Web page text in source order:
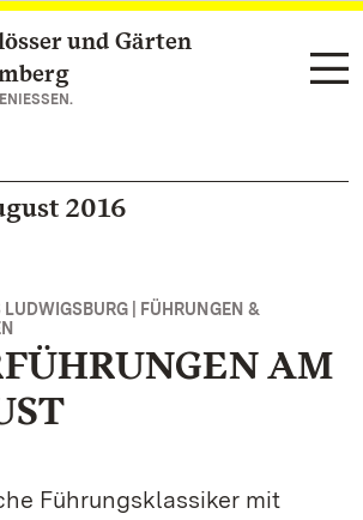
springenund Gärten
2016
| FÜHRUNGEN &
AM
Führungsklassiker mit